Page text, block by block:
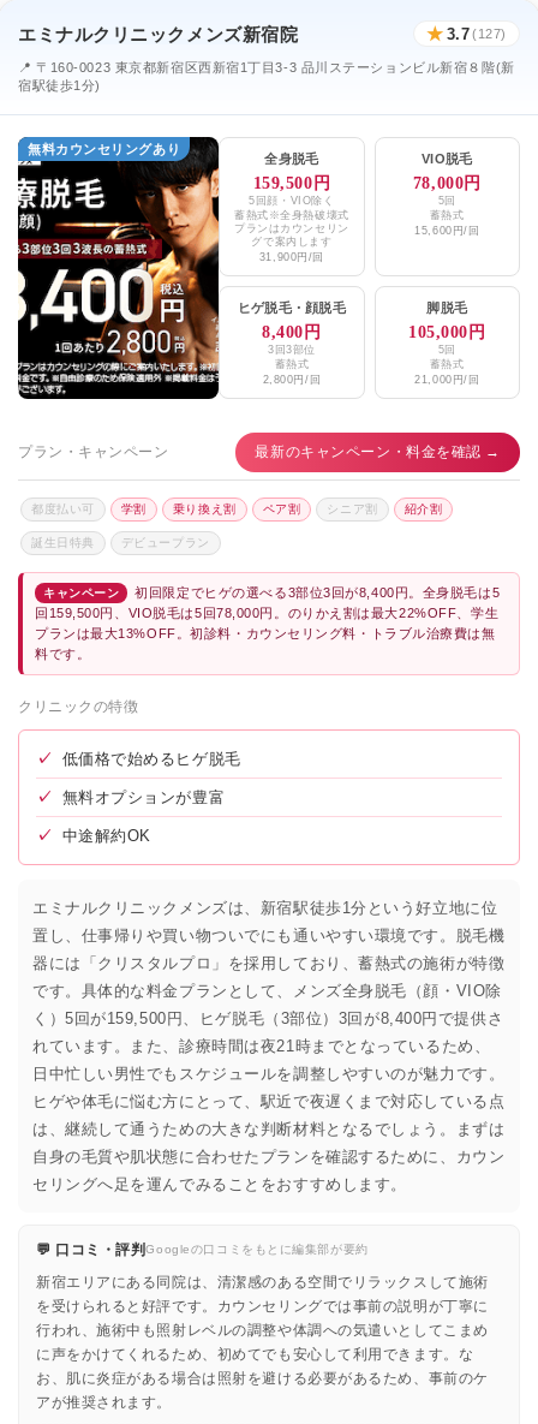
エミナルクリニックメンズ新宿院 ★ 3.7(127)
📍 〒160-0023 東京都新宿区西新宿1丁目3-3 品川ステーションビル新宿８階(新
宿駅徒歩1分)
無料カウンセリングあり
全身脱毛
159,500円
5回顔・VIO除く
蓄熱式※全身熱破壊式
プランはカウンセリン
グで案内します
31,900円/回
VIO脱毛
78,000円
5回
蓄熱式
15,600円/回
ヒゲ脱毛・ 顔脱毛
8,400円
3回3部位
蓄熱式
2,800円/回
脚脱毛
105,000円
5回
蓄熱式
21,000円/回
プラン・キャンペーン 最新のキャンペーン・料金を確認 →
都度払い可 学割 乗り換え割 ペア割 シニア割 紹介割
誕生日特典 デビュープラン
キャンペーン
初回限定でヒゲの選べる3部位3回が8,400円。全身脱毛は5
回159,500円、VIO脱毛は5回78,000円。のりかえ割は最大22%OFF、学生
プランは最大13%OFF。初診料・カウンセリング料・トラブル治療費は無
料です。
クリニックの特徴
✓ 低価格で始めるヒゲ脱毛
✓ 無料オプションが豊富
✓ 中途解約OK
エミナルクリニックメンズは、新宿駅徒歩1分という好立地に位
置し、仕事帰りや買い物ついでにも通いやすい環境です。脱毛機
器には「クリスタルプロ」を採用しており、蓄熱式の施術が特徴
です。具体的な料金プランとして、メンズ全身脱毛（顔・VIO除
く）5回が159,500円、ヒゲ脱毛（3部位）3回が8,400円で提供さ
れています。また、診療時間は夜21時までとなっているため、
日中忙しい男性でもスケジュールを調整しやすいのが魅力です。
ヒゲや体毛に悩む方にとって、駅近で夜遅くまで対応している点
は、継続して通うための大きな判断材料となるでしょう。まずは
自身の毛質や肌状態に合わせたプランを確認するために、カウン
セリングへ足を運んでみることをおすすめします。
💬 口コミ・評判Googleの口コミをもとに編集部が要約
新宿エリアにある同院は、清潔感のある空間でリラックスして施術
を受けられると好評です。カウンセリングでは事前の説明が丁寧に
行われ、施術中も照射レベルの調整や体調への気遣いとしてこまめ
に声をかけてくれるため、初めてでも安心して利用できます。な
お、肌に炎症がある場合は照射を避ける必要があるため、事前のケ
アが推奨されます。